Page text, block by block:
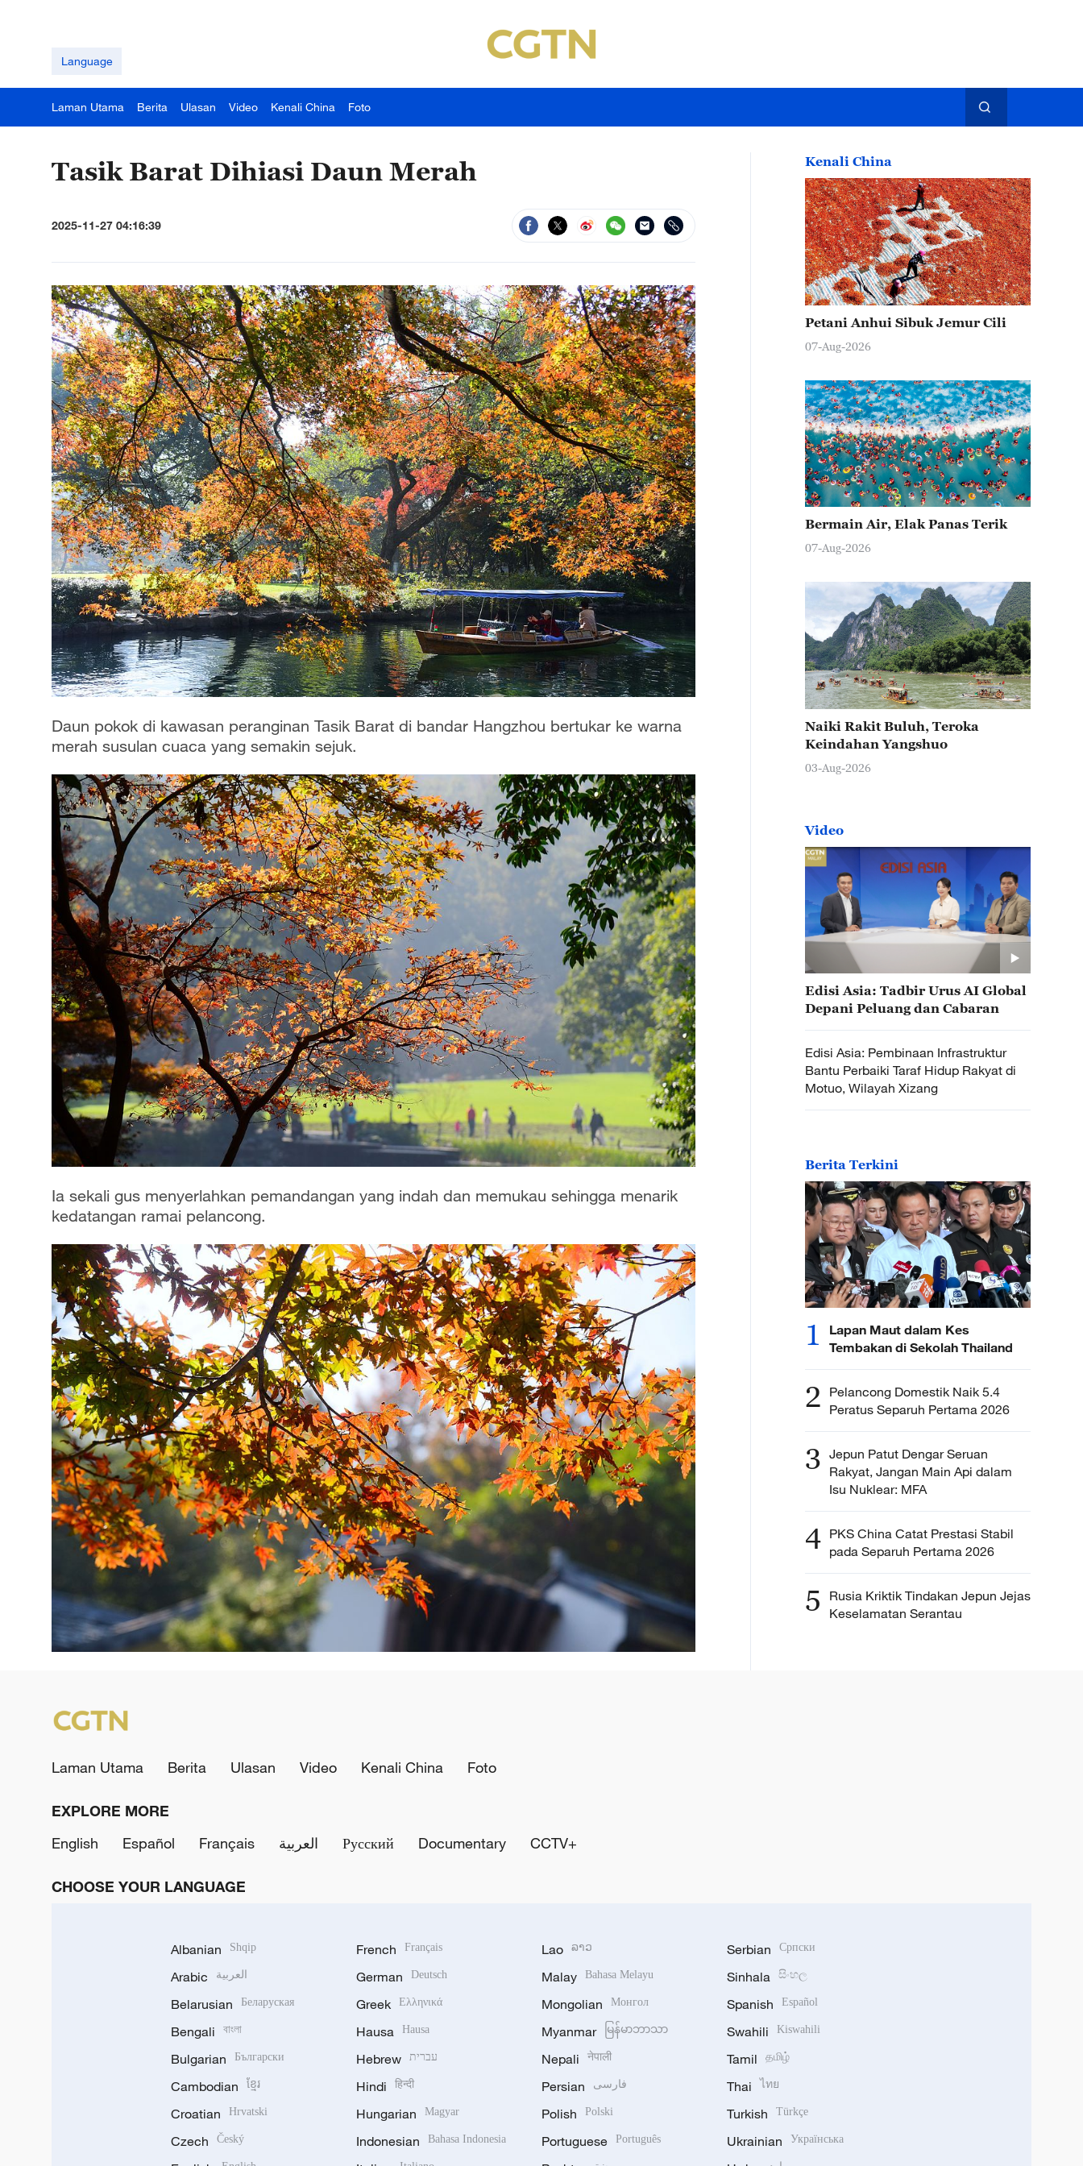
Language
Laman Utama Berita Ulasan Video Kenali China Foto
Tasik Barat Dihiasi Daun Merah
2025-11-27 04:16:39
Daun pokok di kawasan peranginan Tasik Barat di bandar Hangzhou bertukar ke warna
merah susulan cuaca yang semakin sejuk.
Ia sekali gus menyerlahkan pemandangan yang indah dan memukau sehingga menarik
kedatangan ramai pelancong.
Kenali China
Petani Anhui Sibuk Jemur Cili
07-Aug-2026
Bermain Air, Elak Panas Terik
07-Aug-2026
Naiki Rakit Buluh, Teroka
Keindahan Yangshuo
03-Aug-2026
Video
Edisi Asia: Tadbir Urus AI Global
Depani Peluang dan Cabaran
Edisi Asia: Pembinaan Infrastruktur
Bantu Perbaiki Taraf Hidup Rakyat di
Motuo, Wilayah Xizang
Berita Terkini
1
Lapan Maut dalam Kes
Tembakan di Sekolah Thailand
2 Pelancong Domestik Naik 5.4
Peratus Separuh Pertama 2026
3 Jepun Patut Dengar Seruan
Rakyat, Jangan Main Api dalam
Isu Nuklear: MFA
4 PKS China Catat Prestasi Stabil
pada Separuh Pertama 2026
5
Rusia Kriktik Tindakan Jepun Jejas
Keselamatan Serantau
Laman Utama Berita Ulasan Video Kenali China Foto
EXPLORE MORE
English
Español Français العربية Русский Documentary CCTV+
CHOOSE YOUR LANGUAGE
Albanian Shqip
Arabic العربية
Belarusian Беларуская
Bengali বাংলা
Bulgarian Български
Cambodian ខ្មែរ
Croatian Hrvatski
Czech Český
French Français
German Deutsch
Greek Ελληνικά
Hausa Hausa
Hebrew עברית
Hindi हिन्दी
Hungarian Magyar
Indonesian Bahasa Indonesia
Lao ລາວ
Malay Bahasa Melayu
Mongolian Монгол
Myanmar မြန်မာဘာသာ
Nepali नेपाली
Persian فارسی
Polish Polski
Portuguese Português
Serbian Српски
Sinhala සිංහල
Spanish Español
Swahili Kiswahili
Tamil தமிழ்
Thai ไทย
Turkish Türkçe
Ukrainian Українська